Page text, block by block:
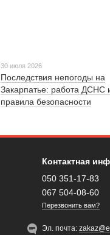
30 июля 2026
Последствия непогоды на
Закарпатье: работа ДСНС
правила безопасности
Контактная
050 351-17-83
067 504-08-60
Перезвонить вам?
Эл. почта: